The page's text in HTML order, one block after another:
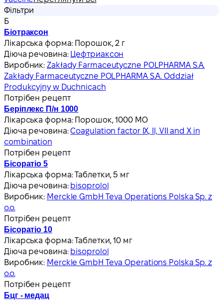
Фільтри
Б
Біотраксон
Лікарська форма: Порошок, 2 г
Діюча речовина: Цефтриаксон
Виробник: Zakłady Farmaceutyczne POLPHARMA S.A.
Zakłady Farmaceutyczne POLPHARMA S.A. Oddział
Produkcyjny w Duchnicach
Потрібен рецепт
Беріплекс П/н 1000
Лікарська форма: Порошок, 1000 МО
Діюча речовина:Coagulation factor IX, II, VII and X in
combination
Потрібен рецепт
Бісоратіо 5
Лікарська форма:Таблетки, 5 мг
Діюча речовина: bisoprolol
Виробник: Merckle GmbH Teva Operations Polska Sp. z
o.o.
Потрібен рецепт
Бісоратіо 10
Лікарська форма:Таблетки, 10 мг
Діюча речовина: bisoprolol
Виробник: Merckle GmbH Teva Operations Polska Sp. z
o.o.
Потрібен рецепт
Бцг - медац